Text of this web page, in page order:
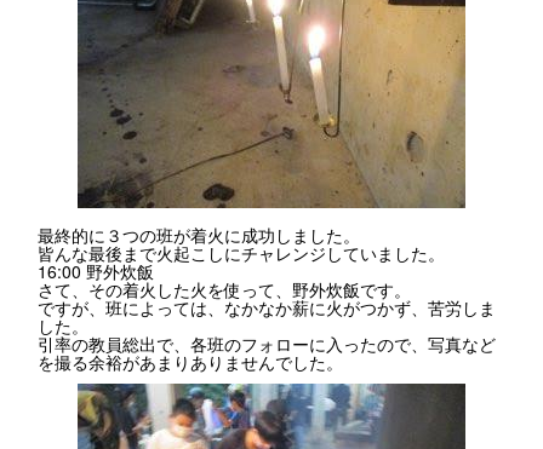
最終的に３つの班が着火に成功しました。
皆んな最後まで火起こしにチャレンジしていました。
16:00 野外炊飯
さて、その着火した火を使って、野外炊飯です。
ですが、班によっては、なかなか薪に火がつかず、苦労しま
した。
引率の教員総出で、各班のフォローに入ったので、写真など
を撮る余裕があまりありませんでした。